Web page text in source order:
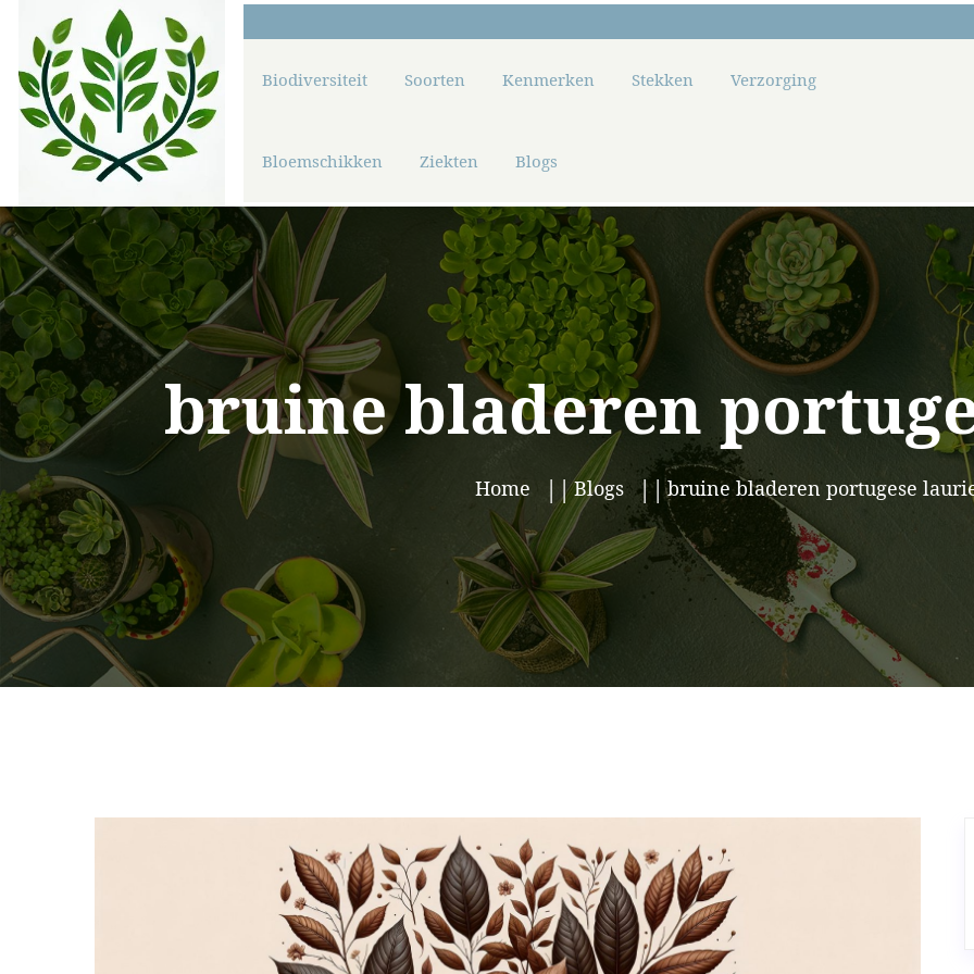
Biodiversiteit Soorten Kenmerken Stekken Verzorging
Bloemschikken Ziekten Blogs
bruine bladeren
Home Blogs bruine bladeren portugese